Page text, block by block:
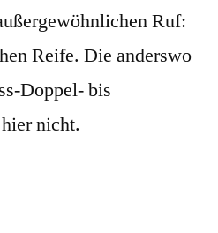
Ruf:
Reife. Die anderswo
Doppel- bis
nicht.